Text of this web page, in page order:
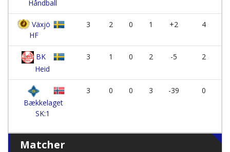
Håndball
Växjö
HF
3 2 0 1 +2 4
BK
Heid
3 1 0 2 -5 2
Bækkelaget
SK:1
3 0 0 3 -39 0
Matcher